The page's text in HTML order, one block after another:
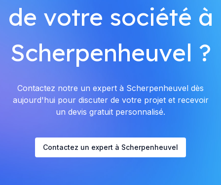
de votre société à
Scherpenheuvel ?
Contactez notre un expert à Scherpenheuvel dès
aujourd'hui pour discuter de votre projet et recevoir
un devis gratuit personnalisé.
Contactez un expert à Scherpenheuvel